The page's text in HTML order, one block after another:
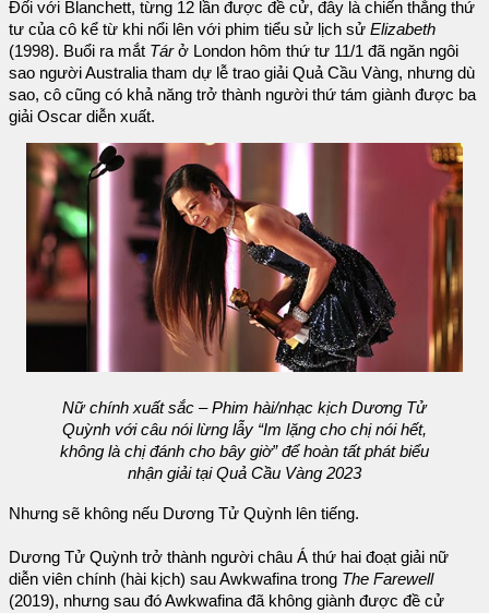
Đối với Blanchett, từng 12 lần được đề cử, đây là chiến thắng thứ
tư của cô kể từ khi nổi lên với phim tiểu sử lịch sử Elizabeth
(1998). Buổi ra mắt Tárở London hôm thứ tư 11/1 đã ngăn ngôi
sao người Australia tham dự lễ trao giải Quả Cầu Vàng, nhưng dù
sao, cô cũng có khả năng trở thành người thứ tám giành được ba
giải Oscar diễn xuất.
Nữ chính xuất sắc – Phim hài/nhạc kịch Dương Tử
Quỳnh với câu nói lừng lẫy “Im lặng cho chị nói hết,
không là chị đánh cho bây giờ” để hoàn tất phát biểu
nhận giải tại Quả Cầu Vàng 2023
Nhưng sẽ không nếu Dương Tử Quỳnh lên tiếng.
Dương Tử Quỳnh trở thành người châu Á thứ hai đoạt giải nữ
diễn viên chính (hài kịch) sau Awkwafina trong The Farewell
(2019), nhưng sau đó Awkwafina đã không giành được đề cử